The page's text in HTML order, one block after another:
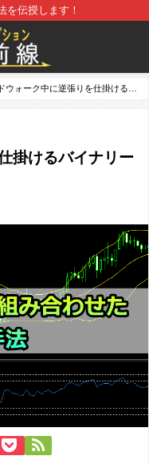
を伝授します！
ウォーク中に逆張りを仕掛けるバ
掛けるバイナリー